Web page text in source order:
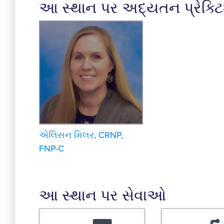
આ સ્થાન પર અદ્યતન
એલિસન મિલર, CRNP,
FNP-C
આ સ્થાન પર સેવાઓ